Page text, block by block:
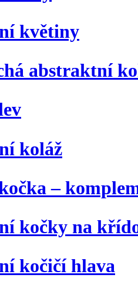
květiny
abstraktní
koláž
–
kočky na
kočičí hlava